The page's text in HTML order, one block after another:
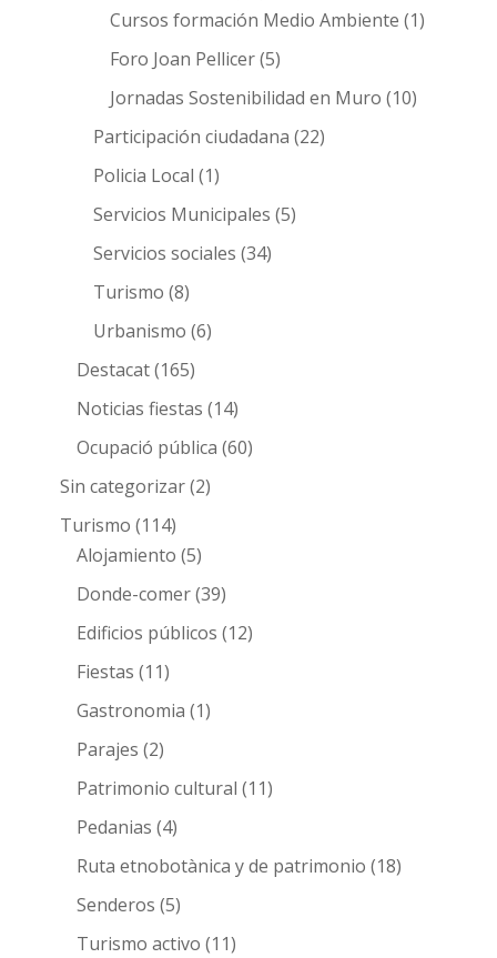
Cursos formación Medio Ambiente (1)
Foro Joan Pellicer(5)
Jornadas Sostenibilidad en Muro (10)
Participación ciudadana (22)
Policia Local (1)
Servicios Municipales (5)
Servicios sociales (34)
Turismo (8)
Urbanismo (6)
Destacat(165)
Noticias fiestas (14)
Ocupació pública (60)
Sin categorizar(2)
Turismo (114)
Alojamiento (5)
Donde-comer(39)
Edificios públicos (12)
Fiestas (11)
Gastronomia (1)
Parajes (2)
Patrimonio cultural (11)
Pedanias (4)
Ruta etnobotànica y de patrimonio (18)
Senderos (5)
Turismo activo (11)